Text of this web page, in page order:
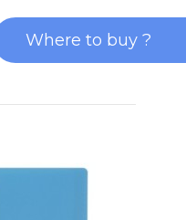
Where to buy ?